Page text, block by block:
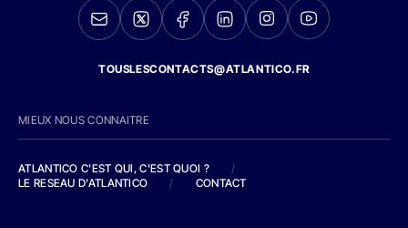
TOUSLESCONTACTS@ATLANTICO.FR
MIEUX NOUS CONNAITRE
ATLANTICO C'EST QUI, C'EST QUOI ?
/
LE RESEAU D'ATLANTICO
/ CONTACT